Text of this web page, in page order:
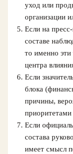
уход или
организации
Если на
составе
то именно
центра
Если
блока
причины,
Если
состава
имеет смысл